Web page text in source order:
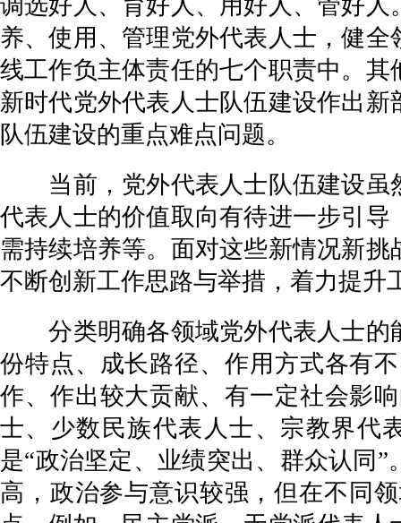
调选好人、育好人、用好人、管好
养、使用、管理党外代表人士，健
线工作负主体责任的七个职责中。
新时代党外代表人士队伍建设作出
队伍建设的重点难点问题。
当前，党外代表人士队伍建设虽
代表人士的价值取向有待进一步引
需持续培养等。面对这些新情况新
不断创新工作思路与举措，着力提升
分类明确各领域党外代表人士的
份特点、成长路径、作用方式各有
作、作出较大贡献、有一定社会影
士、少数民族代表人士、宗教界代
是“政治坚定、业绩突出、群众认同
高，政治参与意识较强，但在不同